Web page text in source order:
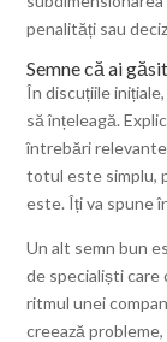
penalități sau
Semne că ai
În discuțiile
să înțeleagă.
întrebări relevante
totul este simplu,
este. Îți va spune
Un alt semn bun
de specialiști care
ritmul unei
creează